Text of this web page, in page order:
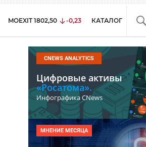
MOEXIT 1802,50 -0,23 КАТАЛОГ
CNEWS ANALYTICS
Цифровые активы
«Росатома».
Инфографика CNews
МНЕНИЕ МЕСЯЦА